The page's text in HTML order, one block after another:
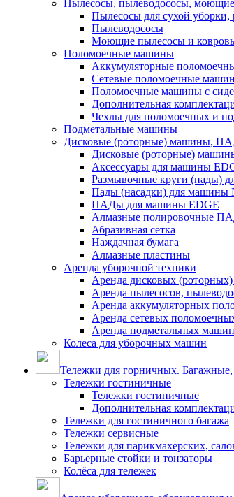
Пылесосы, пылеводососы,
Пылесосы для сухой
Пылеводососы
Моющие пылесосы и
Поломоечные машины
Аккумуляторные
Сетевые поломоечные
Поломоечные машины с
Дополнительная
Чехлы для поломоечных и
Подметальные машины
Дисковые (роторные) машины,
Дисковые (роторные)
Аксессуары для машины
Размывочные круги (пады)
Пады (насадки) для машины
ПАДы для машины EDGE
Алмазные полировочные
Абразивная сетка
Наждачная бумага
Алмазные пластины
Аренда уборочной техники
Аренда дисковых
Аренда пылесосов,
Аренда аккумуляторных
Аренда сетевых
Аренда подметальных машин
Колеса для уборочных машин
Тележки для горничных. Багажные,
Тележки гостиничные
Тележки гостиничные
Дополнительная
Тележки для гостиничного багажа
Тележки сервисные
Тележки для парикмахерских,
Барьерные стойки и тонзаторы
Колёса для тележек